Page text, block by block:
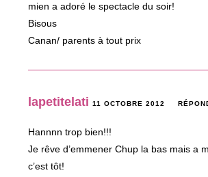
mien a adoré le spectacle du soir!
Bisous
Canan/ parents à tout prix
lapetitelati 11 OCTOBRE 2012
Hannnn trop bien!!!
Je rêve d’emmener Chup la bas mais a
c’est tôt!